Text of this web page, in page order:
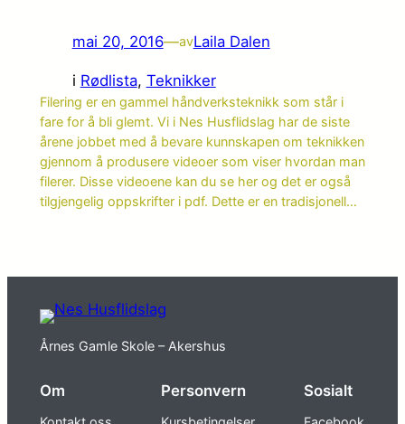
mai 20, 2016—avLaila Dalen
i Rødlista, Teknikker
Filering er en gammel håndverksteknikk som står i
fare for å bli glemt. Vi i Nes Husflidslag har de siste
årene jobbet med å bevare kunnskapen om teknikken
gjennom å produsere videoer som viser hvordan man
filerer. Disse videoene kan du se her og det er også
tilgjengelig oppskrifter i pdf. Dette er en tradisjonell…
Årnes Gamle Skole – Akershus
Om Personvern Sosialt